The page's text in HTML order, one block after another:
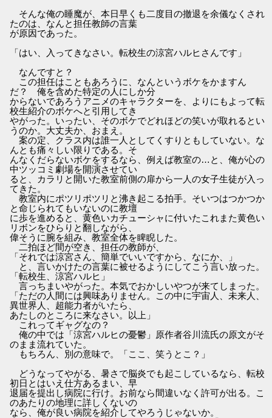
そんな俺の睡魔が、本日早くも二度目の撤退を余儀なくされ
たのは、なんと担任教師の言葉
が原因であった。
「はい、入ってきなさい。転校生の涼宮ハルヒさんです」
なんですと？
この担任はこともあろうに、なんというボケをかますん
だ？ 俺を含めた特定の人にしか分
からないであろうアニメのキャラクターを、よりにもよって転
校生紹介のボケへと引用してき
やがった。いったい、そのボケでどれほどの笑いが取れるとい
うのか。大丈夫か、おまえ。
案の定、クラス内は誰一人としてくすりともしていない。な
んとも痛々しい限りである。そ
んなくだらないボケをするなら、例えば教室の…と、俺が心の
中ツッコミ劇場を開演させてい
ると、カラリと開いた教室前側の扉から一人の女子生徒が入っ
てきた。
教室内にポツリポツリと沸き起こる拍手。そいつはつかつか
と命じられてもいないのに教壇
に歩を進めると、黄色いカチューシャに付いたこれまた黄色い
リボンをひらりと翻しながら、
偉そうに腕を組み、教室全体を睥睨した。
二拍ほど間が空き、担任の教師が、
「それでは涼宮さん、簡単でいいですから、なにか、」
と、言いかけたの言葉に被せるようにしてこう言い放った。
「転校生、涼宮ハルヒ」
言っちまいやがった。本気でおかしいやつが来てしまった。
「ただの人間には興味ありません。この中に宇宙人、未来人、
異世界人、超能力者がいたら、
あたしのところに来なさい。以上」
これってギャグなの？
俺の中では「涼宮ハルヒの憂鬱」原作者谷川流氏の原文がそ
のまま流れていた。
もちろん、別の意味で。「ここ、笑うとこ？」
どうなってやがる、暑さで脳炎でも起こしているなら、転校
初日とはいえ仕方あるまい、早
退届を提出し病院に行け。お前なら間違いなく許可が出る。こ
のあたりの地理に詳しくないの
なら、俺が良い病院を紹介してやろうじゃないか。